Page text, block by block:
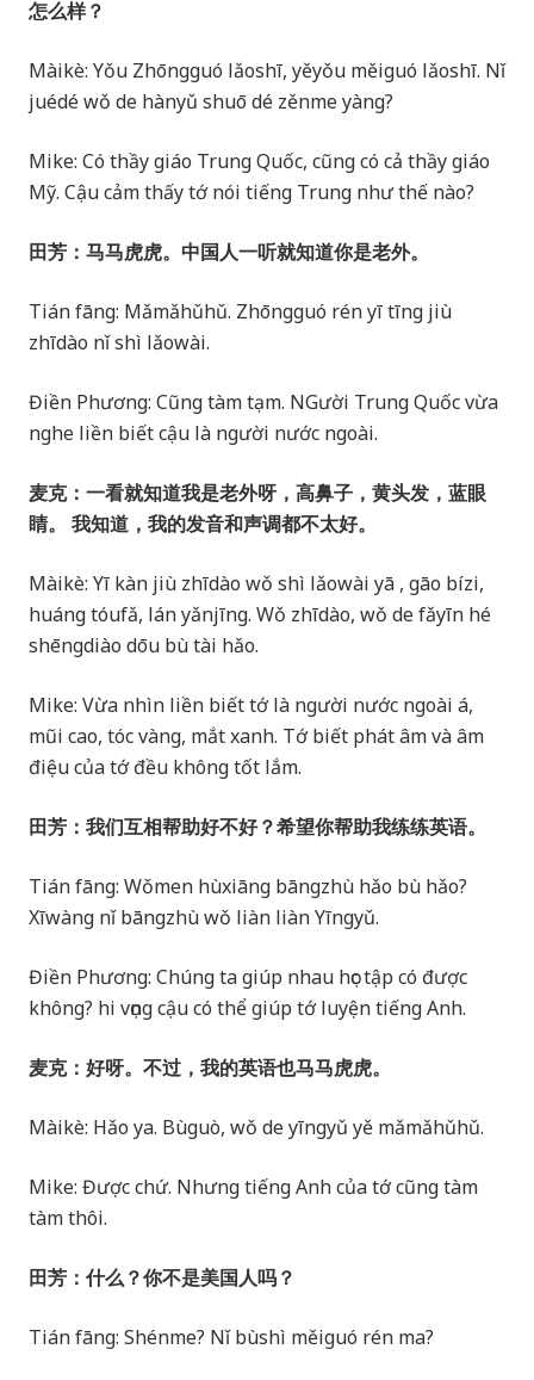
怎么样？
Màikè: Yǒu Zhōngguó lǎoshī, yěyǒu měiguó lǎoshī. Nǐ
juédé wǒ de hànyǔ shuō dé zěnme yàng?
Mike: Có thầy giáo Trung Quốc, cũng có cả thầy giáo
Mỹ. Cậu cảm thấy tớ nói tiếng Trung như thế nào?
田芳：马马虎虎。中国人一听就知道你是老外。
Tián fāng: Mǎmǎhǔhǔ. Zhōngguó rén yī tīng jiù
zhīdào nǐ shì lǎowài.
Điền Phương: Cũng tàm tạm. NGười Trung Quốc vừa
nghe liền biết cậu là người nước ngoài.
麦克：一看就知道我是老外呀，高鼻子，黄头发，蓝眼
睛。 我知道，我的发音和声调都不太好。
Màikè: Yī kàn jiù zhīdào wǒ shì lǎowài yā , gāo bízi,
huáng tóufǎ, lán yǎnjīng. Wǒ zhīdào, wǒ de fǎyīn hé
shēngdiào dōu bù tài hǎo.
Mike: Vừa nhìn liền biết tớ là người nước ngoài á,
mũi cao, tóc vàng, mắt xanh. Tớ biết phát âm và âm
điệu của tớ đều không tốt lắm.
田芳：我们互相帮助好不好？希望你帮助我练练英语。
Tián fāng: Wǒmen hùxiāng bāngzhù hǎo bù hǎo?
Xīwàng nǐ bāngzhù wǒ liàn liàn Yīngyǔ.
Điền Phương: Chúng ta giúp nhau học tập có được
không? hi vọng cậu có thể giúp tớ luyện tiếng Anh.
麦克：好呀。不过，我的英语也马马虎虎。
Màikè: Hǎo ya. Bùguò, wǒ de yīngyǔ yě mǎmǎhǔhǔ.
Mike: Được chứ. Nhưng tiếng Anh của tớ cũng tàm
tàm thôi.
田芳：什么？你不是美国人吗？
Tián fāng: Shénme? Nǐ bùshì měiguó rén ma?